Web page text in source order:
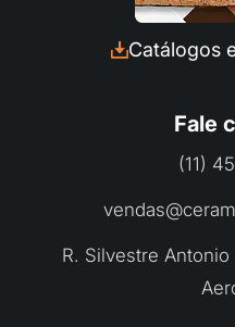
Fale com
Preencha
nossa equipe
Catálogos
Fale
(11)
R. Silvestre